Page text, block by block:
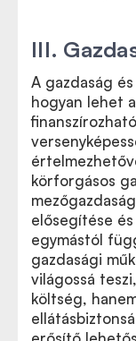
III.
A gazdaság
hogyan lehet
körforgásos
elősegítése
egymástól
gazdasági
világossá
költség,